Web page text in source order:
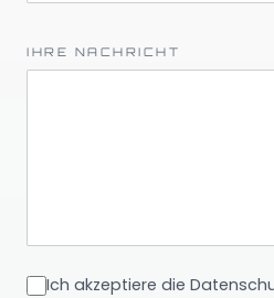
IHRE NACHRICHT
Ich akzeptiere die